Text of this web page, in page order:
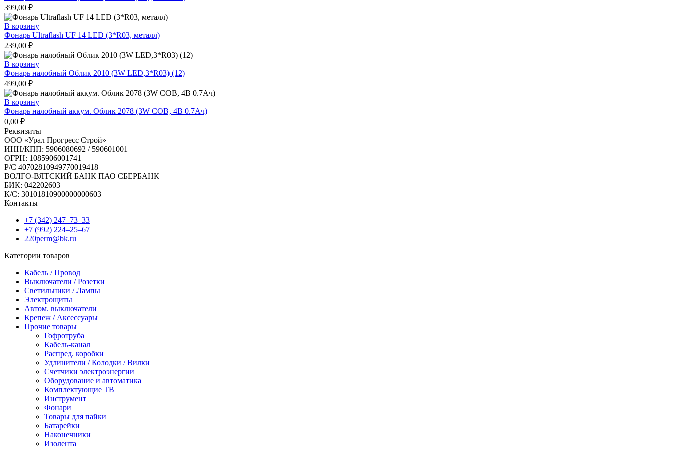
399,00 ₽
В корзину
Фонарь Ultraflash UF 14 LED (3*R03, металл)
239,00 ₽
В корзину
Фонарь налобный Облик 2010 (3W LED,3*R03) (12)
499,00 ₽
В корзину
Фонарь налобный аккум. Облик 2078 (3W COB, 4B 0.7Ач)
0,00 ₽
Реквизиты
ООО «Урал Прогресс Строй»
ИНН/КПП: 5906080692 / 590601001
ОГРН: 1085906001741
Р/C 40702810949770019418
ВОЛГО-ВЯТСКИЙ БАНК ПАО СБЕРБАНК
БИК: 042202603
К/С: 30101810900000000603
Контакты
+7 (342) 247‒73‒33
+7 (992) 224‒25‒67
220perm@bk.ru
Категории товаров
Кабель / Провод
Выключатели / Розетки
Светильники / Лампы
Электрощиты
Автом. выключатели
Крепеж / Аксессуары
Прочие товары
Гофротруба
Кабель-канал
Распред. коробки
Удлинители / Колодки / Вилки
Счетчики электроэнергии
Оборудование и автоматика
Комплектующие ТВ
Инструмент
Фонари
Товары для пайки
Батарейки
Наконечники
Изолента